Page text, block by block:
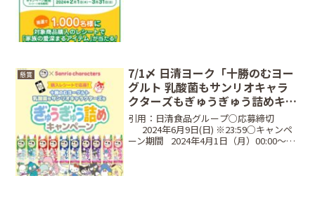
懸賞
7/1〆 日清ヨーク「十勝のむヨー
グルト 乳酸菌もサンリオキャラ
クターズもぎゅうぎゅう詰めキャ
ンペーン」
引用：日清食品グループ○応募締切
⠀⠀2024年6月9日(日) ※23:59○キャンペ
ーン期間⠀2024年4月1日（月）00:00～